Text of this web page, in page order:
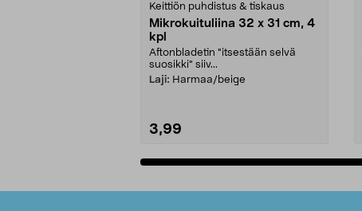
Keittiön puhdistus & tiskaus
Mikrokuituliina 32 x 31 cm, 4
kpl
Aftonbladetin "itsestään selvä
suosikki" siiv...
Laji: Harmaa/beige
3,99